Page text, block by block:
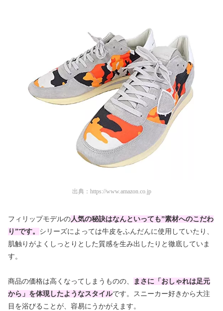
出典： https://www.amazon.co.jp
フィリップモデルの人気の秘訣はなんといっても”素材へのこだわ
り”です。 シリーズによっては牛皮をふんだんに使用していたり、
肌触りがよくしっとりとした質感を生み出したりと徹底していま
す。
商品の価格は高くなってしまうものの、
まさに「おしゃれは足元
から」を体現したようなスタイルです。スニーカー好きから大注
目を浴びることが、容易にうかがえます。